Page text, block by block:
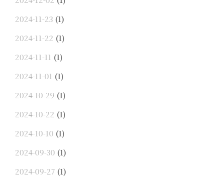
2024-11-23 (1)
2024-11-22 (1)
2024-11-11 (1)
2024-11-01 (1)
2024-10-29 (1)
2024-10-22 (1)
2024-10-10 (1)
2024-09-30 (1)
2024-09-27 (1)